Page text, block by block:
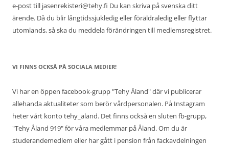
e-post till jasenrekisteri@tehy.fi Du kan skriva på svenska ditt
ärende. Då du blir långtidssjukledig eller föräldraledig eller flyttar
utomlands, så ska du meddela förändringen till medlemsregistret.
VI FINNS OCKSÅ PÅ SOCIALA MEDIER!
Vi har en öppen facebook-grupp "Tehy Åland" där vi publicerar
allehanda aktualiteter som berör vårdpersonalen. På Instagram
heter vårt konto tehy_aland. Det finns också en sluten fb-grupp,
"Tehy Åland 919" för våra medlemmar på Åland. Om du är
studerandemedlem eller har gått i pension från fackavdelningen